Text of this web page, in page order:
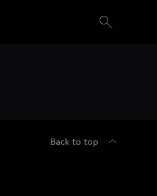
Back to top